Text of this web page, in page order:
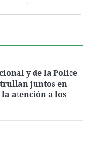
y de la Police
juntos en
atención a los